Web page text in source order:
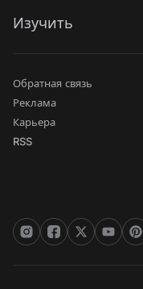
Изучить
Обратная связь
Реклама
Карьера
RSS